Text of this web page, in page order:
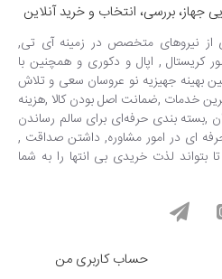
جهاز، بررسی، انتخاب و خرید آنلاین
از نیروهای متخصص در زمینه آی تی,
کریستال , اپال و دکوری و همچنین با
تامین بهینه جهیزیه نو عروسان سعی و تلاش
خدمات ,ضمانت اصل بودن کالا ,هزینه
,بسته بندی حرفه‌ای برای سالم رساندن
ای در امور مشاوره, داشتن صداقت ,
بتواند لذت خریدی بی انتها را به شما
حساب کاربری من